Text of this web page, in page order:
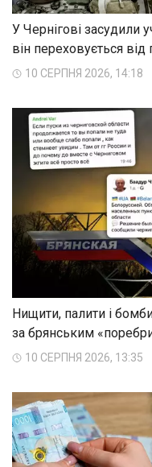
У Чернігові засудили
він переховується
10 СЕРПНЯ 2026, 14:18
Нищити, палити і
за брянським
10 СЕРПНЯ 2026, 13:35